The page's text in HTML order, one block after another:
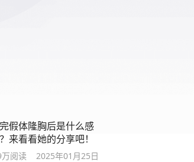
假体隆胸后是什么感
来看看她的分享吧！
阅读 2025年01月25日